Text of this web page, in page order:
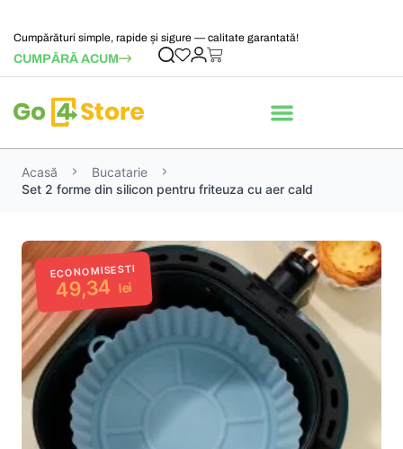
Cumpărături simple, rapide și sigure — calitate garantată!
CUMPĂRĂ ACUM
Acasă
Bucatarie
Set 2 forme din silicon pentru friteuza cu aer cald
ECONOMISESTI
49,34 lei